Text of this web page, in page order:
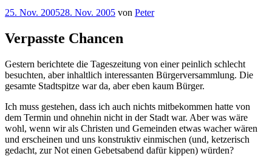
Veröffentlicht
25. Nov. 200528. Nov. 2005 von Peter
Verpasste Chancen
Gestern berichtete die Tageszeitung von einer peinlich schlecht
besuchten, aber inhaltlich interessanten Bürgerversammlung. Die
gesamte Stadtspitze war da, aber eben kaum Bürger.
Ich muss gestehen, dass ich auch nichts mitbekommen hatte von
dem Termin und ohnehin nicht in der Stadt war. Aber was wäre
wohl, wenn wir als Christen und Gemeinden etwas wacher wären
und erscheinen und uns konstruktiv einmischen (und, ketzerisch
gedacht, zur Not einen Gebetsabend dafür kippen) würden?